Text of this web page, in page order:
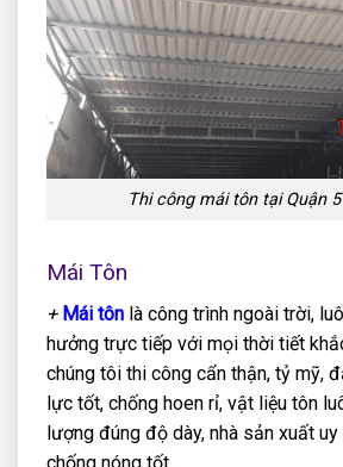
Thi công mái tôn tại Quận 5
Mái Tôn
+ Mái tôn là công trình ngoài trời,
hưởng trực tiếp với mọi thời tiết
chúng tôi thi công cẩn thận, tỷ mỹ,
lực tốt, chống hoen rỉ, vật liệu tôn
lượng đúng độ dày, nhà sản xuất
chống nóng tốt.